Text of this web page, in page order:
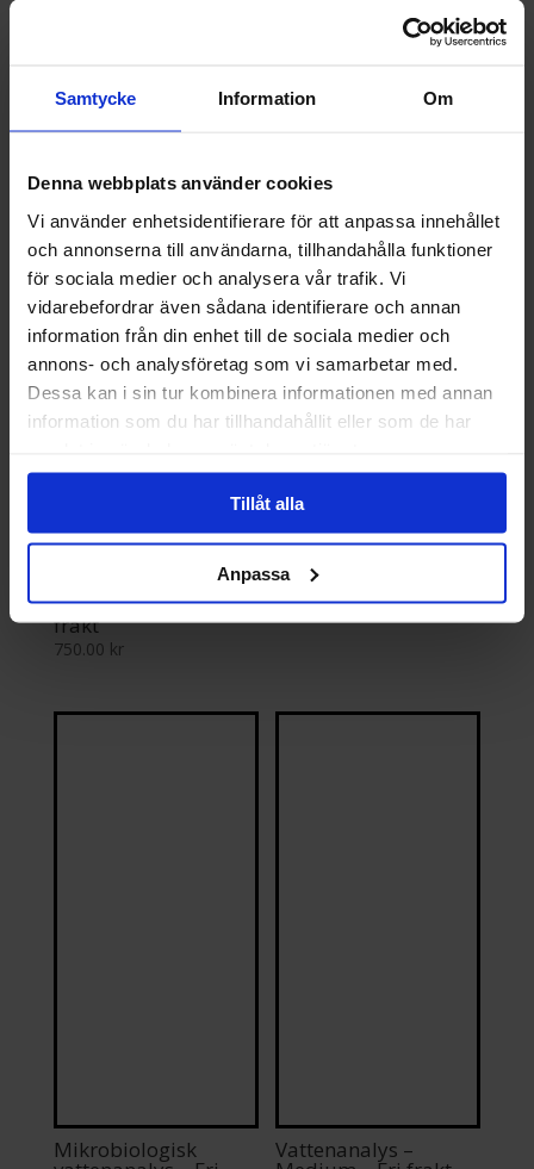
Samtycke Information Om
Denna webbplats använder cookies
Vi använder enhetsidentifierare för att anpassa innehållet
och annonserna till användarna, tillhandahålla funktioner
för sociala medier och analysera vår trafik. Vi
vidarebefordrar även sådana identifierare och annan
information från din enhet till de sociala medier och
annons- och analysföretag som vi samarbetar med.
Dessa kan i sin tur kombinera informationen med annan
information som du har tillhandahållit eller som de har
Tillåt alla
Anpassa
Vattenanalys –
Funktionskontroll av
Tungmetaller – Fri
frakt
750.00 kr
Gratis vattenanalys
0.00kr
Mikrobiologisk Vattenanalys –